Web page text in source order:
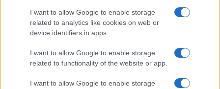
I want to allow Google to enable storage
related to analytics like cookies on web or
device identifiers in apps.
I want to allow Google to enable storage
related to functionality of the website or app.
I want to allow Google to enable storage
ανοίγει δρόμο για δάνεια έως 5 δισ. σε μικρομεσαίες